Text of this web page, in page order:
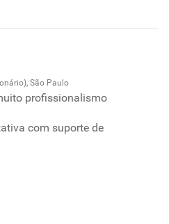
São Paulo
profissionalismo
com suporte de